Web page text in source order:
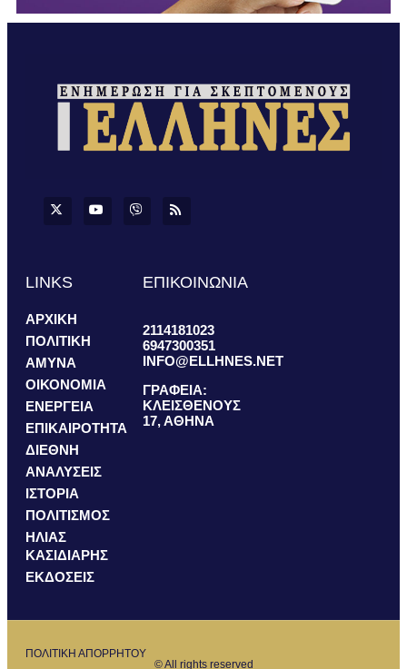
LINKS
ΑΡΧΙΚΗ
ΠΟΛΙΤΙΚΗ
ΑΜΥΝΑ
ΟΙΚΟΝΟΜΙΑ
ΕΝΕΡΓΕΙΑ
ΕΠΙΚΑΙΡΟΤΗΤΑ
ΔΙΕΘΝΗ
ΑΝΑΛΥΣΕΙΣ
ΙΣΤΟΡΙΑ
ΠΟΛΙΤΙΣΜΟΣ
ΗΛΙΑΣ
ΚΑΣΙΔΙΑΡΗΣ
ΕΚΔΟΣΕΙΣ
ΕΠΙΚΟΙΝΩΝΙΑ
2114181023
6947300351
INFO@ELLHNES.NET
ΓΡΑΦΕΙΑ:
ΚΛΕΙΣΘΕΝΟΥΣ
17, ΑΘΗΝΑ
ΠΟΛΙΤΙΚΗ ΑΠΟΡΡΗΤΟΥ
© All rights reserved